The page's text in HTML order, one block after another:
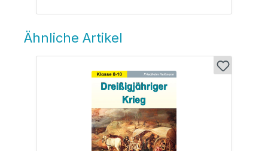
Ähnliche Artikel